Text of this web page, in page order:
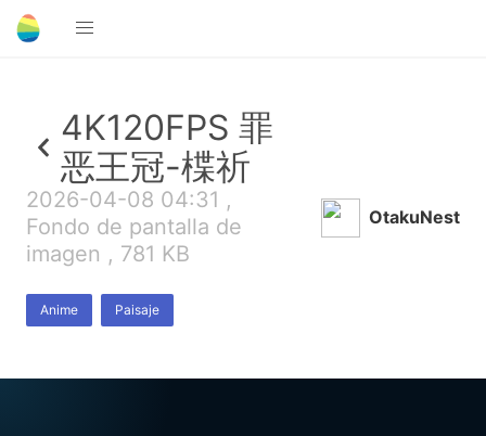
4K120FPS 罪
恶王冠-楪祈
2026-04-08 04:31 ,
Fondo de pantalla de
imagen , 781 KB
Anime Paisaje
OtakuNest